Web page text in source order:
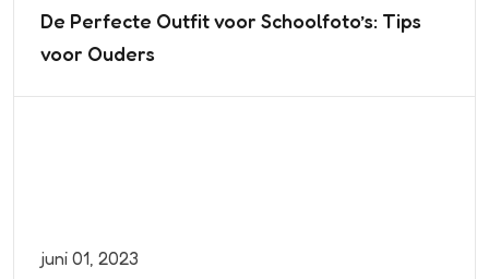
De Perfecte Outfit voor Schoolfoto’s: Tips
voor Ouders
juni 01, 2023